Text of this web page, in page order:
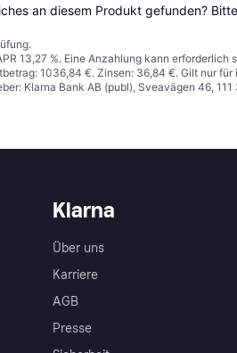
an diesem Produkt gefunden? Bitte
13,27 %. Eine Anzahlung kann
1036,84 €. Zinsen: 36,84 €. Gilt nur
Klarna Bank AB (publ), Sveavägen 46,
Klarna
Über uns
Karriere
AGB
Presse